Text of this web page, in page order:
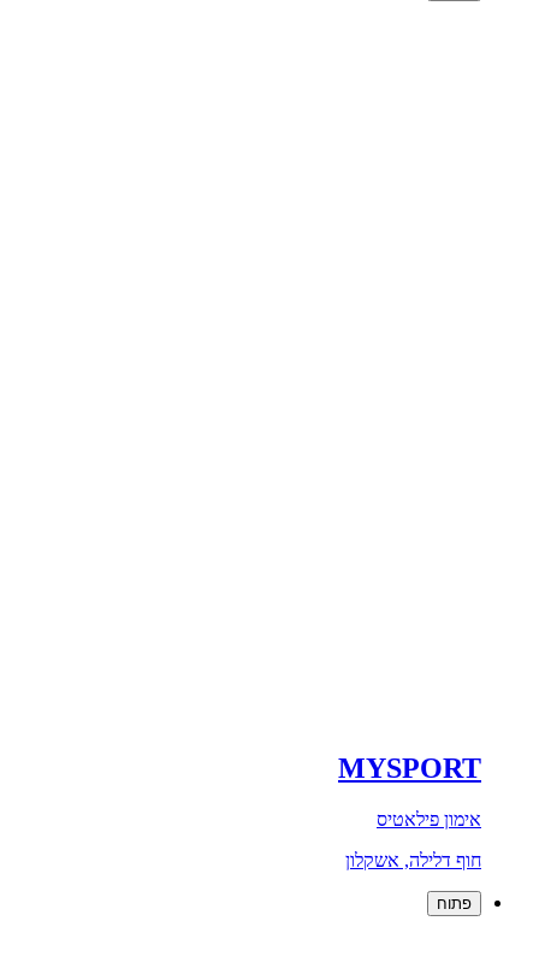
MYSPORT
אימון פילאטיס
חוף דלילה, אשקלון
פתוח